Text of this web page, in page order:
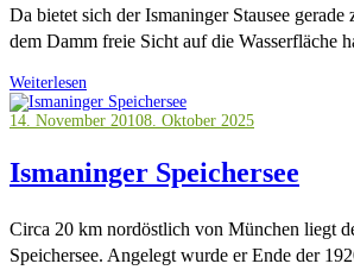
Da bietet sich der Ismaninger Stausee
dem Damm freie Sicht auf die Wasserfläche
Weiterlesen
14. November 20108. Oktober 2025
Ismaninger Speichersee
Circa 20 km nordöstlich von München liegt
Speichersee. Angelegt wurde er Ende der